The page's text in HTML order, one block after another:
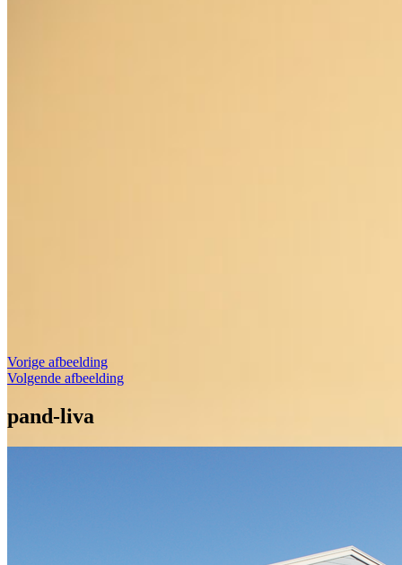
Vorige afbeelding
Volgende afbeelding
pand-liva